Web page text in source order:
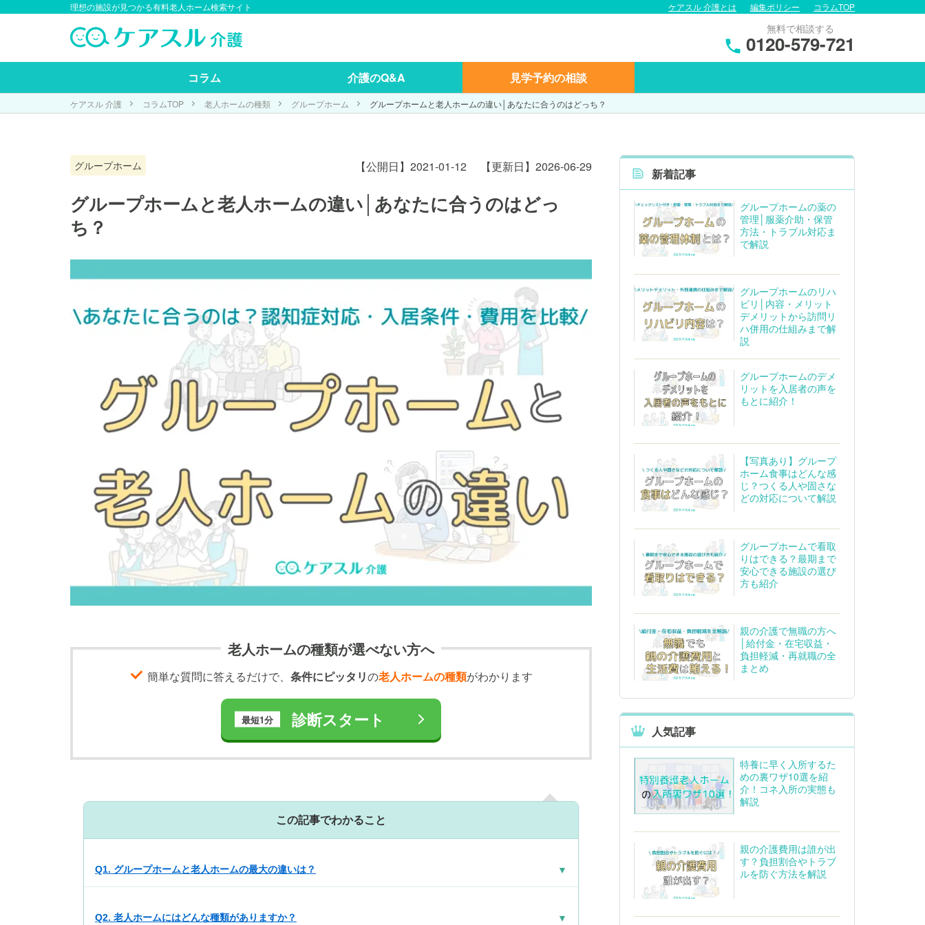
理想の施設が見つかる有料老人ホーム検索サイト ケアスル 介護とは 編集ポリシー コラムTOP
無料で相談する
0120-579-721
コラム 介護のQ&A 見学予約の相談
ケアスル 介護 コラムTOP 老人ホームの種類 グループホーム グループホームと老人ホームの違い│あなたに合うのはどっち？
グループホーム 【公開日】2021-01-12 【更新日】2026-06-29
グループホームと老人ホームの違い│あなたに合うのはどっ
ち？
老人ホームの種類が選べない方へ
簡単な質問に答えるだけで、 条件にピッタリの老人ホームの種類がわかります
最短1分 診断スタート
この記事でわかること
Q1. グループホームと老人ホームの最大の違いは？ ▼
Q2. 老人ホームにはどんな種類がありますか？ ▼
新着記事
グループホームの薬の
管理│服薬介助・保管
方法・トラブル対応ま
で解説
グループホームのリハ
ビリ│内容・メリット
デメリットから訪問リ
ハ併用の仕組みまで解
説
グループホームのデメ
リットを入居者の声を
もとに紹介！
【写真あり】グループ
ホーム食事はどんな感
じ？つくる人や固さな
どの対応について解説
グループホームで看取
りはできる？最期まで
安心できる施設の選び
方も紹介
親の介護で無職の方へ
│給付金・在宅収益・
負担軽減・再就職の全
まとめ
人気記事
特養に早く入所するた
めの裏ワザ10選を紹
介！コネ入所の実態も
解説
親の介護費用は誰が出
す？負担割合やトラブ
ルを防ぐ方法を解説